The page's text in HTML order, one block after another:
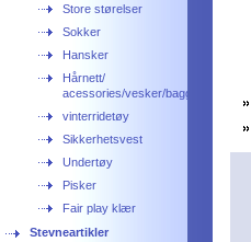
Store størelser
Sokker
Hansker
Hårnett/
acessories/vesker/bagger
vinterridetøy
Sikkerhetsvest
Undertøy
Pisker
Fair play klær
Stevneartikler